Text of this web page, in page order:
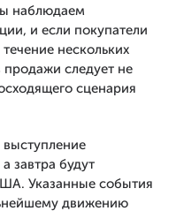
наблюдаем
и если покупатели
нескольких
продажи следует не
сценария
завтра будут
Указанные события
движению